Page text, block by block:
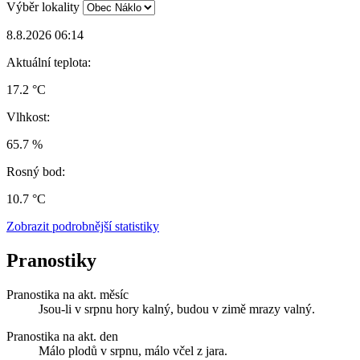
Výběr lokality
8.8.2026 06:14
Aktuální teplota:
17.2 °C
Vlhkost:
65.7 %
Rosný bod:
10.7 °C
Zobrazit podrobnější statistiky
Pranostiky
Pranostika na akt. měsíc
Jsou-li v srpnu hory kalný, budou v zimě mrazy valný.
Pranostika na akt. den
Málo plodů v srpnu, málo včel z jara.